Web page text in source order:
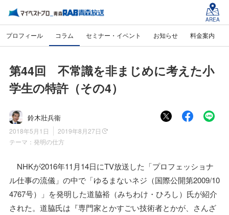
AREA
プロフィール コラム セミナー・イベント お知らせ 料金案内
第44回 不常識を非まじめに考えた小
学生の特許（その4）
鈴木壯兵衞
2018年5月1日
2019年8月27日
テーマ： 発明の仕方
NHKが2016年11月14日にTV放送した「プロフェッショナ
ル仕事の流儀」の中で「ゆるまないネジ（国際公開第2009/10
4767号）」を発明した道脇裕（みちわけ・ひろし）氏が紹介
された。道脇氏は『専門家とかすごい技術者とかが、さんざ